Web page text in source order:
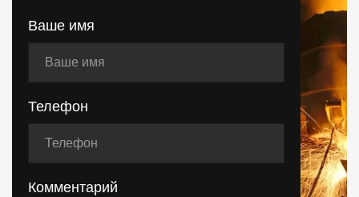
Ваше имя
Телефон
Комментарий